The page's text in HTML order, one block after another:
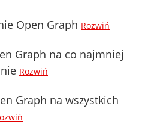
Open Graph Rozwiń
Graph na co najmniej
Rozwiń
Graph na wszystkich